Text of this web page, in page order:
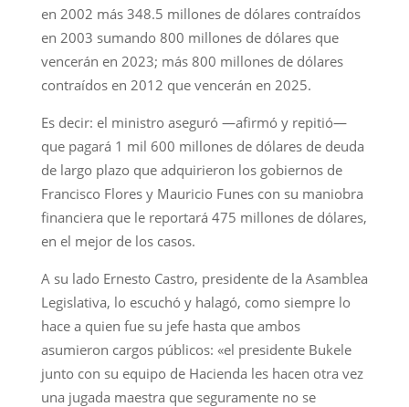
en 2002 más 348.5 millones de dólares contraídos
en 2003 sumando 800 millones de dólares que
vencerán en 2023; más 800 millones de dólares
contraídos en 2012 que vencerán en 2025.
Es decir: el ministro aseguró —afirmó y repitió—
que pagará 1 mil 600 millones de dólares de deuda
de largo plazo que adquirieron los gobiernos de
Francisco Flores y Mauricio Funes con su maniobra
financiera que le reportará 475 millones de dólares,
en el mejor de los casos.
A su lado Ernesto Castro, presidente de la Asamblea
Legislativa, lo escuchó y halagó, como siempre lo
hace a quien fue su jefe hasta que ambos
asumieron cargos públicos: «el presidente Bukele
junto con su equipo de Hacienda les hacen otra vez
una jugada maestra que seguramente no se